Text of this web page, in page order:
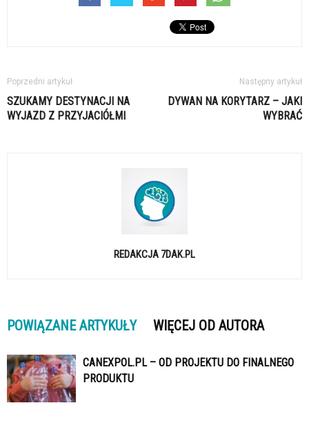
Poprzedni artykuł
SZUKAMY DESTYNACJI NA
WYJAZD Z PRZYJACIÓŁMI
Następny artykuł
DYWAN NA KORYTARZ – JAKI
WYBRAĆ
REDAKCJA 7DAK.PL
POWIĄZANE ARTYKUŁY WIĘCEJ OD AUTORA
CANEXPOL.PL – OD PROJEKTU DO FINALNEGO
PRODUKTU